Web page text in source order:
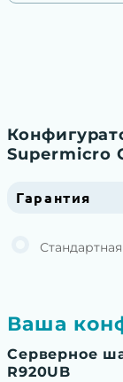
Supermicro
Гарантия
Ваша
Серверное
R920UB